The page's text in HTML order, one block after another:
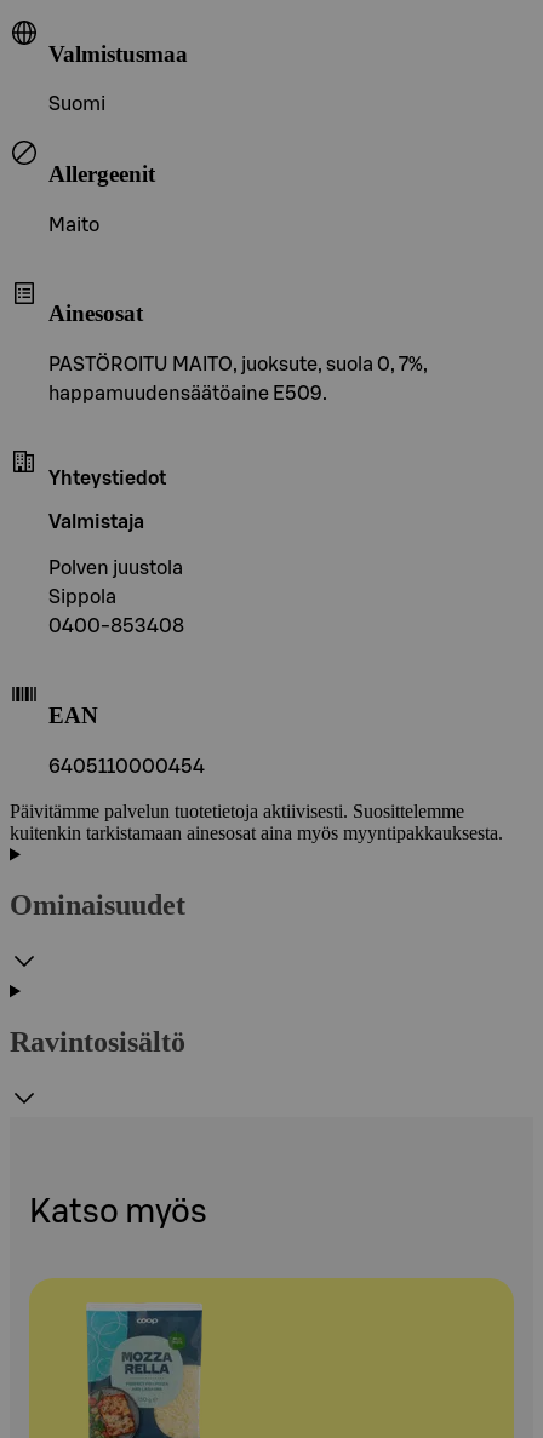
Valmistusmaa
Suomi
Allergeenit
Maito
Ainesosat
PASTÖROITU MAITO, juoksute, suola 0, 7%,
happamuudensäätöaine E509.
Yhteystiedot
Valmistaja
Polven juustola
Sippola
0400-853408
EAN
6405110000454
Päivitämme palvelun tuotetietoja aktiivisesti. Suosittelemme
kuitenkin tarkistamaan ainesosat aina myös myyntipakkauksesta.
Ominaisuudet
Ravintosisältö
Katso myös